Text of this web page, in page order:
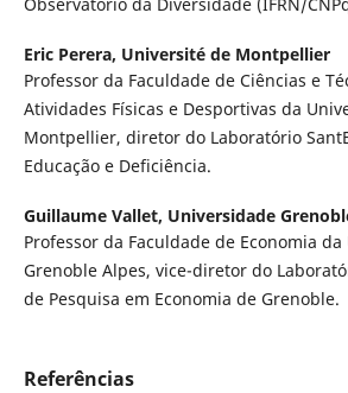
Eric Perera, Université de Montpellier
Professor da Faculdade de Ciências e
Atividades Físicas e Desportivas da
Montpellier, diretor do Laboratório
Educação e Deficiência.
Guillaume Vallet, Universidade
Professor da Faculdade de Economia
Grenoble Alpes, vice-diretor do
de Pesquisa em Economia de Grenoble.
Referências